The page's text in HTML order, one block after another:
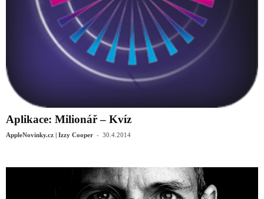
Aplikace: Milionář – Kvíz
AppleNovinky.cz | Izzy Cooper - 30.4.2014